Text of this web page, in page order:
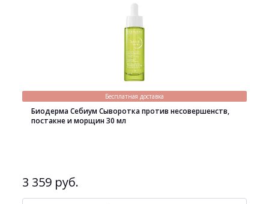
Бесплатная доставка
Биодерма Себиум Сыворотка против несовершенств,
постакне и морщин 30 мл
3 359 руб.